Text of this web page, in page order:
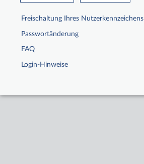
Freischaltung Ihres Nutzerkennzeichens
Passwortänderung
FAQ
Login-Hinweise